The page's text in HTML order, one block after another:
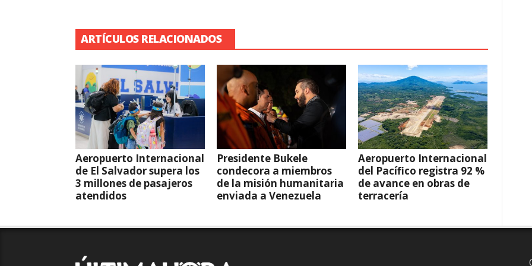
ARTÍCULOS RELACIONADOS
Aeropuerto Internacional
de El Salvador supera los
3 millones de pasajeros
atendidos
Presidente Bukele
condecora a miembros
de la misión humanitaria
enviada a Venezuela
Aeropuerto Internacional
del Pacífico registra 92 %
de avance en obras de
terracería